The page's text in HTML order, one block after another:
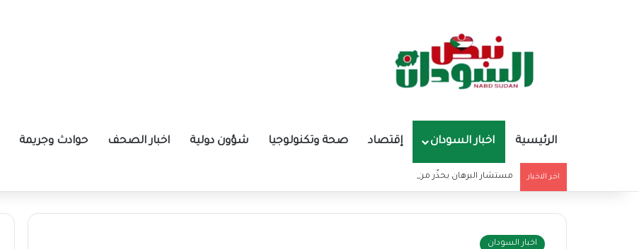
الرئيسية اخبار السودان إقتصاد صحة وتكنولوجيا شؤون دولية اخبار الصحف حوادث وجريمة
اخر الاخبار مستشار البرهان يحذّر من تغذية أوهام قادة الميليشيا
اخبار السودان